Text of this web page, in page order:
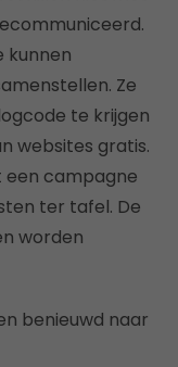
kunnen
Ze
te krijgen
websites gratis.
een campagne
ter tafel. De
worden
benieuwd naar